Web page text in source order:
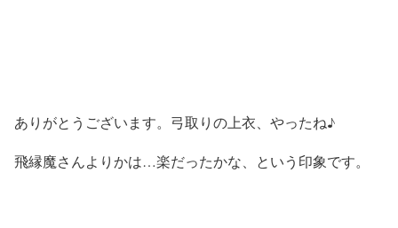
ありがとうございます。弓取りの上衣、やったね♪
飛縁魔さんよりかは…楽だったかな、という印象です。